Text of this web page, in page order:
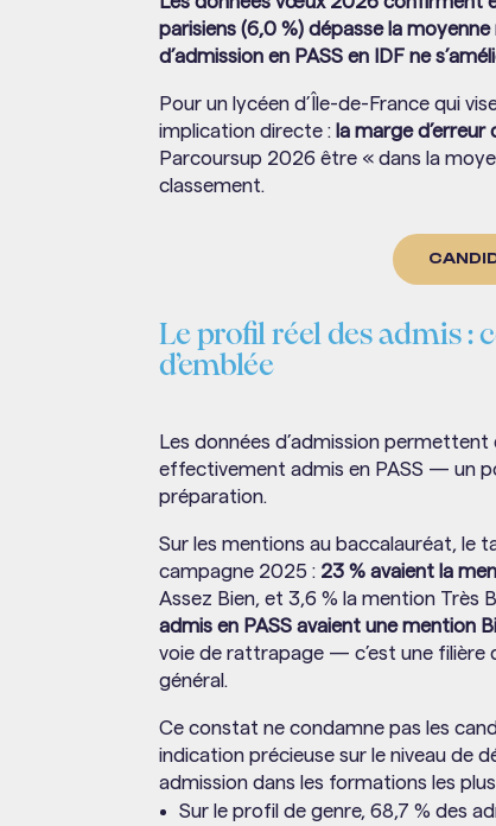
parisiens (6,0 %) dépasse la
d’admission en PASS en IDF ne
Pour un lycéen d’Île-de-France qui
implication directe : la marge
Parcoursup 2026 être « dans la
classement.
Le profil réel des admis :
d’emblée
Les données d’admission
effectivement admis en PASS — un
préparation.
Sur les mentions au baccalauréat, le
campagne 2025 : 23 % avaient la
Assez Bien, et 3,6 % la mention
admis en PASS avaient une mention
voie de rattrapage — c’est une filière
général.
Ce constat ne condamne pas les
indication précieuse sur le niveau de
admission dans les formations les
Sur le profil de genre, 68,7 % des